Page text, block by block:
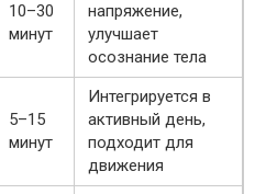
10–30
минут
напряжение,
улучшает
осознание тела
5–15
минут
Интегрируется в
активный день,
подходит для
движения